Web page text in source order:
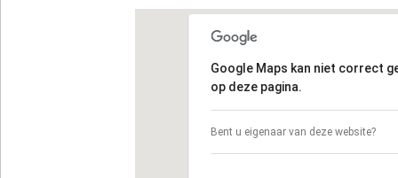
Google Maps kan niet correct
op deze pagina.
Bent u eigenaar van deze website?